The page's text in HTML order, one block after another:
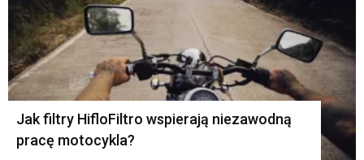
Jak filtry HifloFiltro wspierają niezawodną
pracę motocykla?